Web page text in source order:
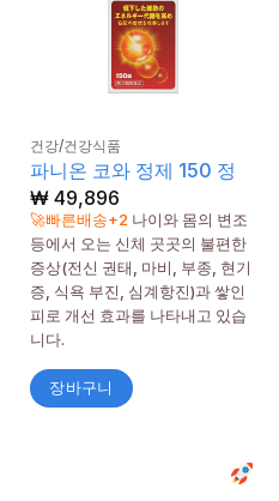
건강/건강식품
파니온 코와 정제 150 정
₩49,896
🚀빠른배송+2 나이와 몸의 변조
등에서 오는 신체 곳곳의 불편한
증상(전신 권태, 마비, 부종, 현기
증, 식욕 부진, 심계항진)과 쌓인
피로 개선 효과를 나타내고 있습
니다.
장바구니